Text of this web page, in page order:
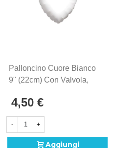
Palloncino Cuore Bianco
9" (22cm) Con Valvola,
4,50 €
- +
Aggiungi